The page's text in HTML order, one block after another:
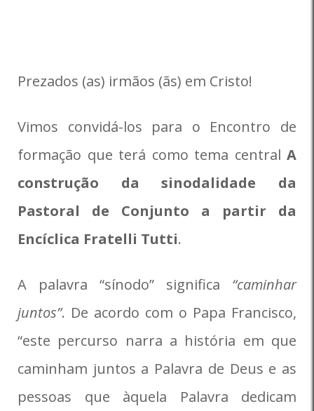
Prezados (as) irmãos (ãs) em Cristo!
Vimos convidá-los para o Encontro de
formação que terá como tema central A
construção da sinodalidade da
Pastoral de Conjunto a partir da
Encíclica Fratelli Tutti.
A palavra “sínodo” significa “caminhar
juntos”. De acordo com o Papa Francisco,
“este percurso narra a história em que
caminham juntos a Palavra de Deus e as
pessoas que àquela Palavra dedicam